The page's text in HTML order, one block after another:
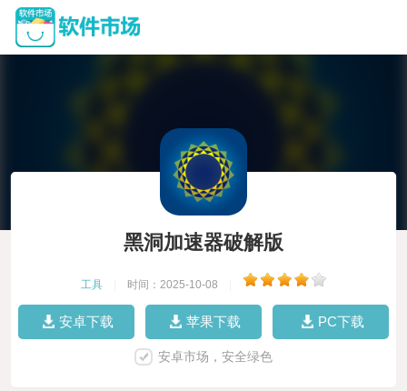
黑洞加速器破解版
工具 时间：2025-10-08
安卓下载 苹果下载 PC下载
安卓市场，安全绿色